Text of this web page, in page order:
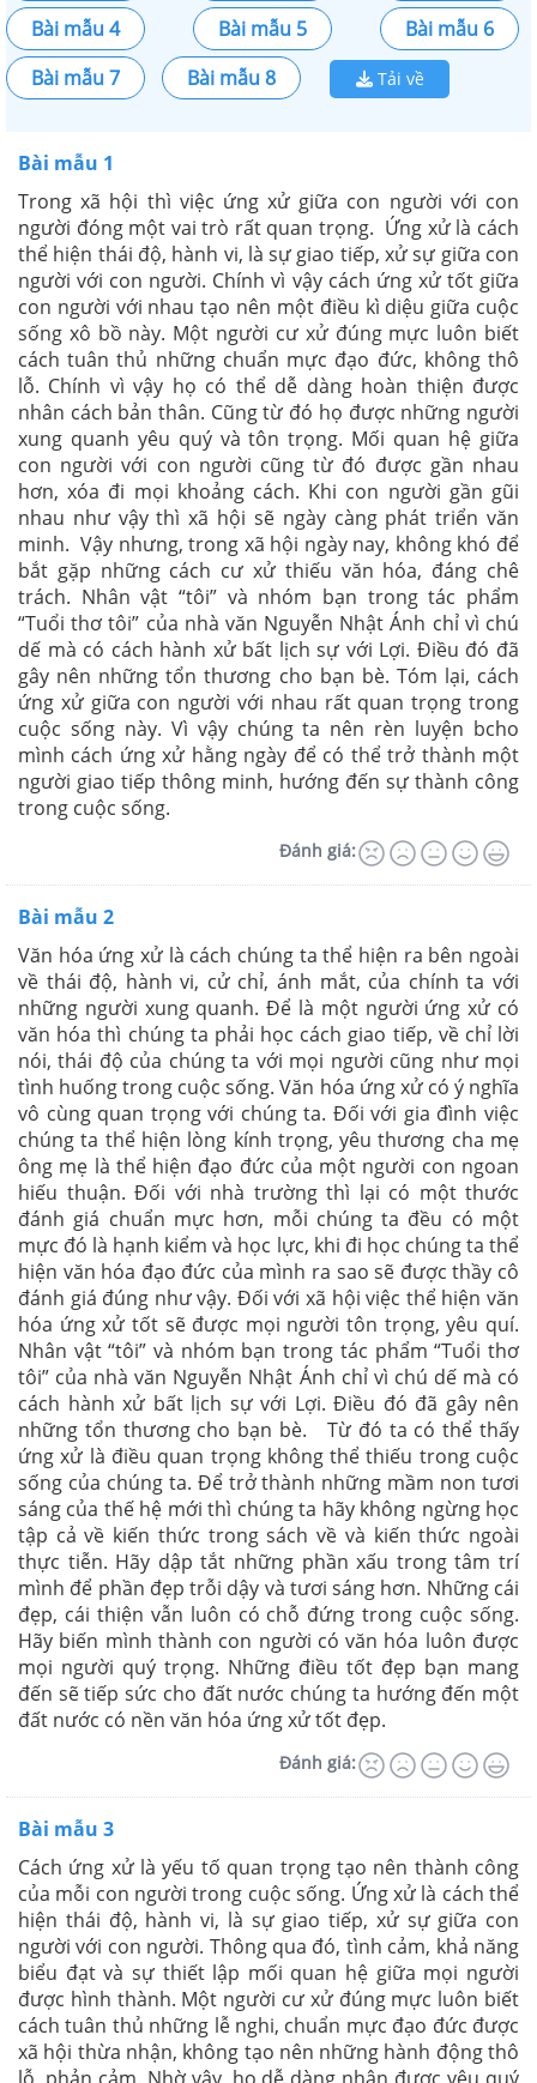
Bài mẫu 4
Bài mẫu 5
Bài mẫu 6
Bài mẫu 7
Bài mẫu 8 Tải về
Bài mẫu 1
Trong xã hội thì việc ứng xử giữa con người với con
người đóng một vai trò rất quan trọng. Ứng xử là cách
thể hiện thái độ, hành vi, là sự giao tiếp, xử sự giữa con
người với con người. Chính vì vậy cách ứng xử tốt giữa
con người với nhau tạo nên một điều kì diệu giữa cuộc
sống xô bồ này. Một người cư xử đúng mực luôn biết
cách tuân thủ những chuẩn mực đạo đức, không thô
lỗ. Chính vì vậy họ có thể dễ dàng hoàn thiện được
nhân cách bản thân. Cũng từ đó họ được những người
xung quanh yêu quý và tôn trọng. Mối quan hệ giữa
con người với con người cũng từ đó được gần nhau
hơn, xóa đi mọi khoảng cách. Khi con người gần gũi
nhau như vậy thì xã hội sẽ ngày càng phát triển văn
minh. Vậy nhưng, trong xã hội ngày nay, không khó để
bắt gặp những cách cư xử thiếu văn hóa, đáng chê
trách. Nhân vật “tôi” và nhóm bạn trong tác phẩm
“Tuổi thơ tôi” của nhà văn Nguyễn Nhật Ánh chỉ vì chú
dế mà có cách hành xử bất lịch sự với Lợi. Điều đó đã
gây nên những tổn thương cho bạn bè. Tóm lại, cách
ứng xử giữa con người với nhau rất quan trọng trong
cuộc sống này. Vì vậy chúng ta nên rèn luyện bcho
mình cách ứng xử hằng ngày để có thể trở thành một
người giao tiếp thông minh, hướng đến sự thành công
trong cuộc sống.
Đánh giá:
Bài mẫu 2
Văn hóa ứng xử là cách chúng ta thể hiện ra bên ngoài
về thái độ, hành vi, cử chỉ, ánh mắt, của chính ta với
những người xung quanh. Để là một người ứng xử có
văn hóa thì chúng ta phải học cách giao tiếp, về chỉ lời
nói, thái độ của chúng ta với mọi người cũng như mọi
tình huống trong cuộc sống. Văn hóa ứng xử có ý nghĩa
vô cùng quan trọng với chúng ta. Đối với gia đình việc
chúng ta thể hiện lòng kính trọng, yêu thương cha mẹ
ông mẹ là thể hiện đạo đức của một người con ngoan
hiếu thuận. Đối với nhà trường thì lại có một thước
đánh giá chuẩn mực hơn, mỗi chúng ta đều có một
mực đó là hạnh kiểm và học lực, khi đi học chúng ta thể
hiện văn hóa đạo đức của mình ra sao sẽ được thầy cô
đánh giá đúng như vậy. Đối với xã hội việc thể hiện văn
hóa ứng xử tốt sẽ được mọi người tôn trọng, yêu quí.
Nhân vật “tôi” và nhóm bạn trong tác phẩm “Tuổi thơ
tôi” của nhà văn Nguyễn Nhật Ánh chỉ vì chú dế mà có
cách hành xử bất lịch sự với Lợi. Điều đó đã gây nên
những tổn thương cho bạn bè. Từ đó ta có thể thấy
ứng xử là điều quan trọng không thể thiếu trong cuộc
sống của chúng ta. Để trở thành những mầm non tươi
sáng của thế hệ mới thì chúng ta hãy không ngừng học
tập cả về kiến thức trong sách về và kiến thức ngoài
thực tiễn. Hãy dập tắt những phần xấu trong tâm trí
mình để phần đẹp trỗi dậy và tươi sáng hơn. Những cái
đẹp, cái thiện vẫn luôn có chỗ đứng trong cuộc sống.
Hãy biến mình thành con người có văn hóa luôn được
mọi người quý trọng. Những điều tốt đẹp bạn mang
đến sẽ tiếp sức cho đất nước chúng ta hướng đến một
đất nước có nền văn hóa ứng xử tốt đẹp.
Đánh giá:
Bài mẫu 3
Cách ứng xử là yếu tố quan trọng tạo nên thành công
của mỗi con người trong cuộc sống. Ứng xử là cách thể
hiện thái độ, hành vi, là sự giao tiếp, xử sự giữa con
người với con người. Thông qua đó, tình cảm, khả năng
biểu đạt và sự thiết lập mối quan hệ giữa mọi người
được hình thành. Một người cư xử đúng mực luôn biết
cách tuân thủ những lễ nghi, chuẩn mực đạo đức được
xã hội thừa nhận, không tạo nên những hành động thô